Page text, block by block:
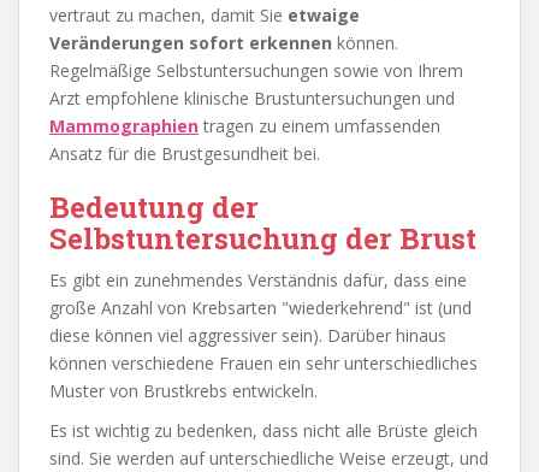
vertraut zu machen, damit Sie etwaige
Veränderungen sofort erkennen können.
Regelmäßige Selbstuntersuchungen sowie von Ihrem
Arzt empfohlene klinische Brustuntersuchungen und
Mammographien tragen zu einem umfassenden
Ansatz für die Brustgesundheit bei.
Bedeutung der
Selbstuntersuchung der Brust
Es gibt ein zunehmendes Verständnis dafür, dass eine
große Anzahl von Krebsarten "wiederkehrend" ist (und
diese können viel aggressiver sein). Darüber hinaus
können verschiedene Frauen ein sehr unterschiedliches
Muster von Brustkrebs entwickeln.
Es ist wichtig zu bedenken, dass nicht alle Brüste gleich
sind. Sie werden auf unterschiedliche Weise erzeugt, und